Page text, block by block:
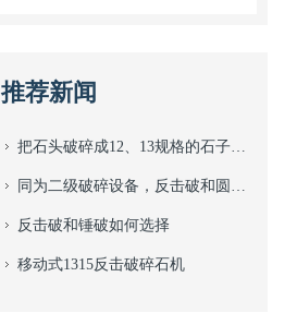
推荐新闻
把石头破碎成12、13规格的石子该选用什么型号的碎石机？
反击破和锤破如何选择
移动式1315反击破碎石机